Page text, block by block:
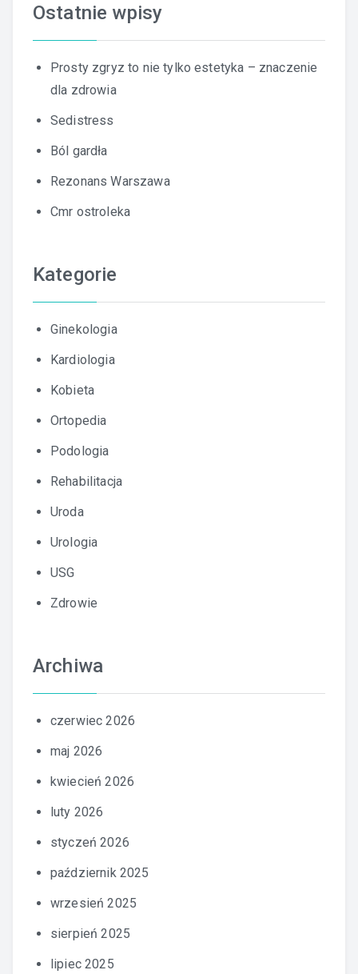
Ostatnie wpisy
Prosty zgryz to nie tylko estetyka – znaczenie
dla zdrowia
Sedistress
Ból gardła
Rezonans Warszawa
Cmr ostroleka
Kategorie
Ginekologia
Kardiologia
Kobieta
Ortopedia
Podologia
Rehabilitacja
Uroda
Urologia
USG
Zdrowie
Archiwa
czerwiec 2026
maj 2026
kwiecień 2026
luty 2026
styczeń 2026
październik 2025
wrzesień 2025
sierpień 2025
lipiec 2025